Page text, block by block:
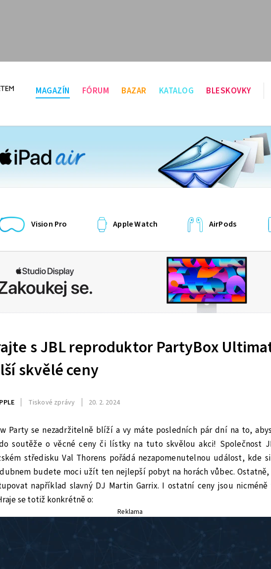
MAGAZÍN FÓRUM BAZAR KATALOG BLESKOVKY
Vision Pro Apple Watch AirPods
s JBL reproduktor PartyBox
skvělé ceny
Tiskové zprávy 20. 2. 2024
Party se nezadržitelně blíží a vy máte posledních pár dní na to,
soutěže o věcné ceny či lístky na tuto skvělou akci! Společnost
středisku Val Thorens pořádá nezapomenutelnou událost, kde
dubnem budete moci užít ten nejlepší pobyt na horách vůbec.
například slavný DJ Martin Garrix. I ostatní ceny jsou
se totiž konkrétně o:
Reklama